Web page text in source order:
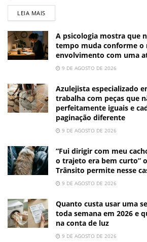
LEIA MAIS
A psicologia mostra que
tempo muda conforme o
envolvimento com uma
9 DE AGOSTO DE 2026
Azulejista especializado
trabalha com peças que
perfeitamente iguais e
paginação diferente
9 DE AGOSTO DE 2026
“Fui dirigir com meu
o trajeto era bem curto”
Trânsito permite nesse
9 DE AGOSTO DE 2026
Quanto custa usar uma
toda semana em 2026 e
na conta de luz
9 DE AGOSTO DE 2026